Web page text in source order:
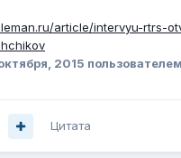
article/intervyu-rtrs-
2015
Цитата